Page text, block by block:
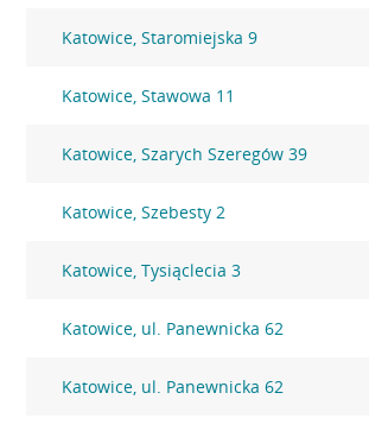
Katowice, Staromiejska 9
Katowice, Stawowa 11
Katowice, Szarych Szeregów 39
Katowice, Szebesty 2
Katowice, Tysiąclecia 3
Katowice, ul. Panewnicka 62
Katowice, ul. Panewnicka 62